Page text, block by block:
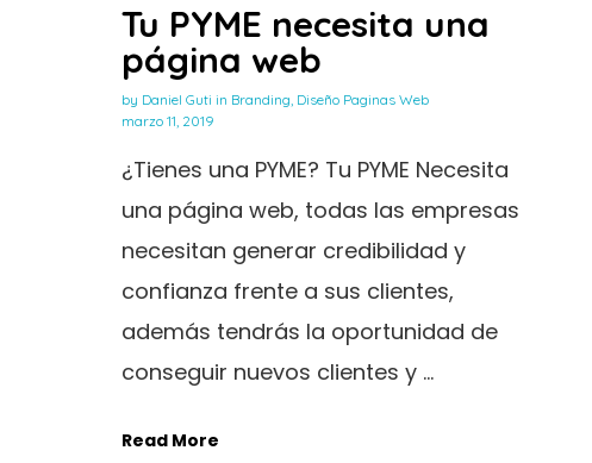
Tu PYME necesita una
página web
by Daniel Guti in Branding, Diseño Paginas Web
marzo 11, 2019
¿Tienes una PYME? Tu PYME Necesita
una página web, todas las empresas
necesitan generar credibilidad y
confianza frente a sus clientes,
además tendrás la oportunidad de
conseguir nuevos clientes y ...
Read More